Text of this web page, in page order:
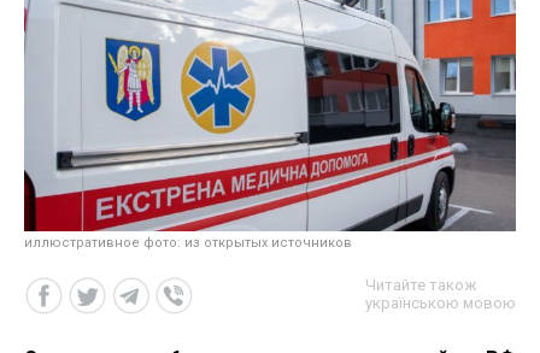
иллюстративное фото: из открытых источников
Читайте також
українською мовою